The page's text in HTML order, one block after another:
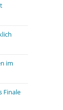
im
Finale